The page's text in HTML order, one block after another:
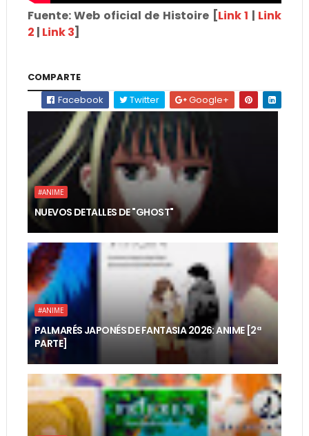
Fuente: Web oficial de Histoire [Link 1 | Link
2 | Link 3]
COMPARTE
Facebook
Twitter Google+
#ANIME
NUEVOS DETALLES DE "GHOST"
#ANIME
PALMARÉS JAPONÉS DE FANTASIA 2026: ANIME [2ª
PARTE]